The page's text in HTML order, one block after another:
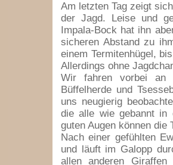
Am letzten Tag zeigt
der Jagd. Leise und
Impala-Bock hat ihn
sicheren Abstand zu
einem Termitenhügel,
Allerdings ohne
Wir fahren vorbei an
Büffelherde und
uns neugierig
die alle wie gebannt in
guten Augen können
Nach einer gefühlten
und läuft im Galopp
allen anderen Giraffen